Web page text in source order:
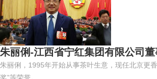
朱丽俐-江西省宁红集团有限公司
朱丽俐，1995年开始从事茶叶生意，现任北京更
奖”等荣誉。